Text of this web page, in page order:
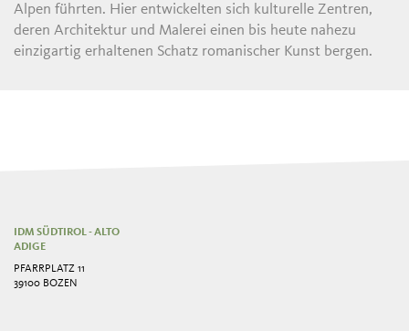
Alpen führten. Hier entwickelten sich kulturelle Zentren,
deren Architektur und Malerei einen bis heute nahezu
einzigartig erhaltenen Schatz romanischer Kunst bergen.
IDM SÜDTIROL - ALTO
ADIGE
PFARRPLATZ 11
39100 BOZEN